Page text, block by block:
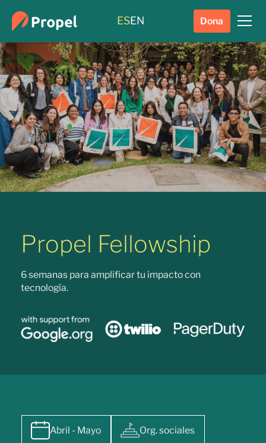
ESEN Dona
Propel Fellowship
6 semanas para amplificar tu impacto con
tecnología.
Abril - Mayo Org. sociales